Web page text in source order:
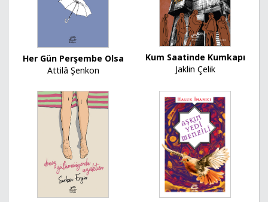
Her Gün Perşembe Olsa
Attilâ Şenkon
Kum Saatinde Kumkapı
Jaklin Çelik